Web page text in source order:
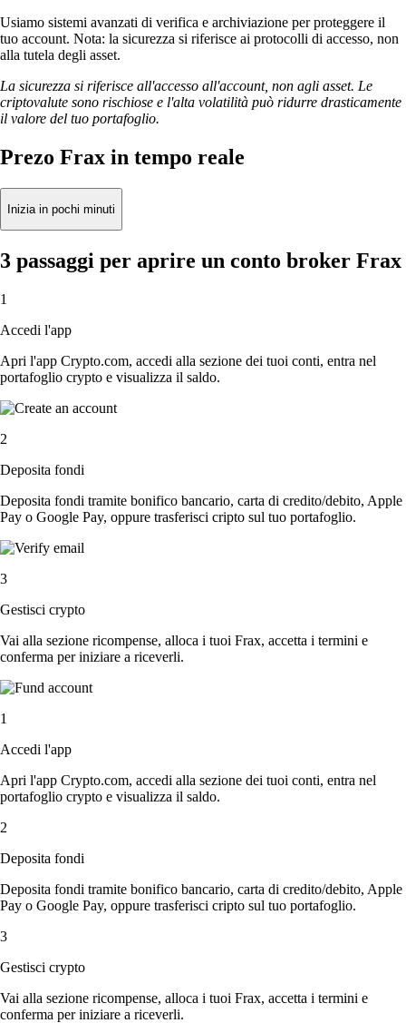
Usiamo sistemi avanzati di verifica e archiviazione per proteggere il
tuo account. Nota: la sicurezza si riferisce ai protocolli di accesso, non
alla tutela degli asset.
La sicurezza si riferisce all'accesso all'account, non agli asset. Le
criptovalute sono rischiose e l'alta volatilità può ridurre drasticamente
il valore del tuo portafoglio.
Prezo Frax in tempo reale
Inizia in pochi minuti
3 passaggi per aprire un conto broker Frax
1
Accedi l'app
Apri l'app Crypto.com, accedi alla sezione dei tuoi conti, entra nel
portafoglio crypto e visualizza il saldo.
2
Deposita fondi
Deposita fondi tramite bonifico bancario, carta di credito/debito, Apple
Pay o Google Pay, oppure trasferisci cripto sul tuo portafoglio.
3
Gestisci crypto
Vai alla sezione ricompense, alloca i tuoi Frax, accetta i termini e
conferma per iniziare a riceverli.
1
Accedi l'app
Apri l'app Crypto.com, accedi alla sezione dei tuoi conti, entra nel
portafoglio crypto e visualizza il saldo.
2
Deposita fondi
Deposita fondi tramite bonifico bancario, carta di credito/debito, Apple
Pay o Google Pay, oppure trasferisci cripto sul tuo portafoglio.
3
Gestisci crypto
Vai alla sezione ricompense, alloca i tuoi Frax, accetta i termini e
conferma per iniziare a riceverli.